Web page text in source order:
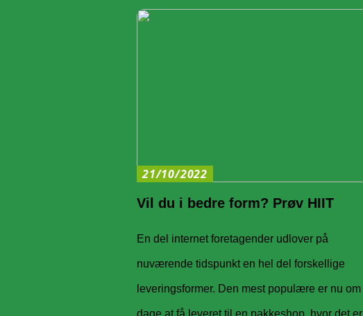
21/10/2022
Vil du i bedre form? Prøv HIIT
En del internet foretagender udlover på
nuværende tidspunkt en hel del forskellige
leveringsformer. Den mest populære er nu om
dage at få leveret til en pakkeshop, hvor det er